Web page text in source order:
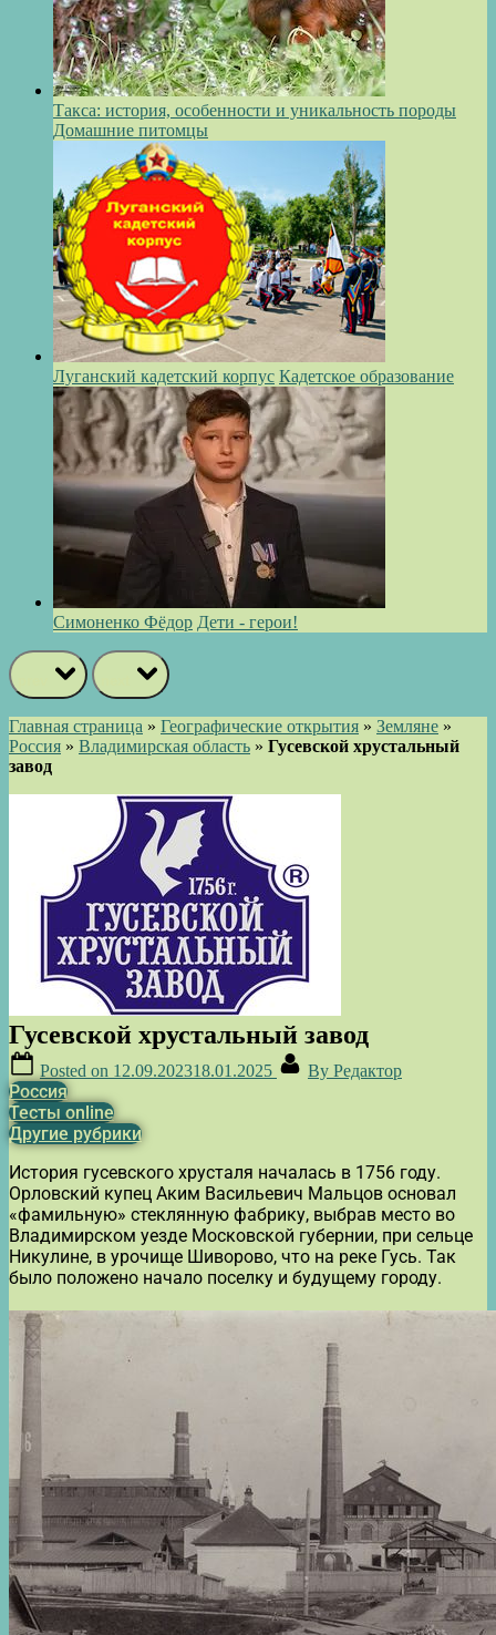
Такса: история, особенности и уникальность породы
Домашние питомцы
Луганский кадетский корпус Кадетское образование
Симоненко Фёдор Дети - герои!
Главная страница » Географические открытия » Земляне »
Россия » Владимирская область » Гусевской хрустальный
завод
Гусевской хрустальный завод
Posted on 12.09.202318.01.2025 By Редактор
Россия
Тесты online
Другие рубрики
История гусевского хрусталя началась в 1756 году.
Орловский купец Аким Васильевич Мальцов основал
«фамильную» стеклянную фабрику, выбрав место во
Владимирском уезде Московской губернии, при сельце
Никулине, в урочище Шиворово, что на реке Гусь. Так
было положено начало поселку и будущему городу.